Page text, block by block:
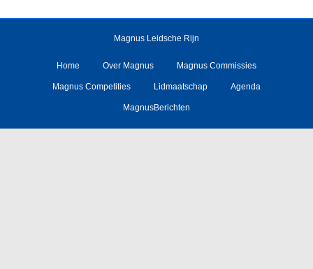
Magnus Leidsche Rijn
Home Over Magnus Magnus Commissies
Magnus Competities Lidmaatschap Agenda
MagnusBerichten